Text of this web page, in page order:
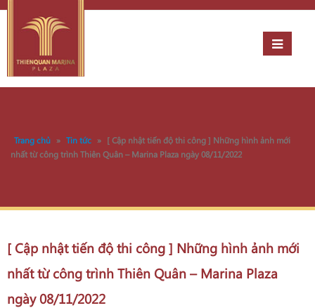
Trang chủ » Tin tức » [ Cập nhật tiến độ thi công ] Những hình ảnh mới
nhất từ công trình Thiên Quân – Marina Plaza ngày 08/11/2022
[ Cập nhật tiến độ thi công ] Những hình ảnh mới
nhất từ công trình Thiên Quân – Marina Plaza
ngày 08/11/2022